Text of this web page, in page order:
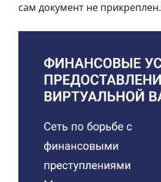
сам документ не прикреплен.